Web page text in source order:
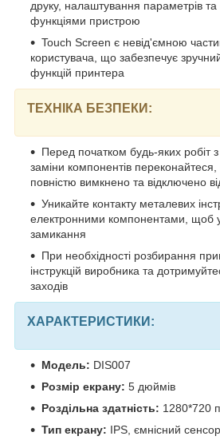
друку, налаштування параметрів та
функціями пристрою
Touch Screen є невід'ємною
користувача, що забезпечує
функцій принтера
ТЕХНІКА БЕЗПЕКИ:
Перед початком будь-яких робіт
заміни компонентів
повністю вимкнено та відключено
Уникайте контакту металевих
електронними компонентами, щоб
замикання
При необхідності розбирання
інструкцій виробника та
заходів
ХАРАКТЕРИСТИКИ:
Модель: DIS007
Розмір екрану: 5 дюймів
Роздільна здатність: 1280*720
Тип екрану: IPS, ємнісний